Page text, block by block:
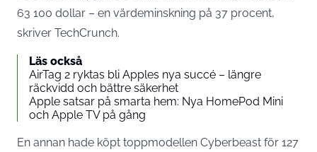
63 100 dollar – en värdeminskning på 37 procent,
skriver TechCrunch.
Läs också
AirTag 2 ryktas bli Apples nya succé – längre
räckvidd och bättre säkerhet
Apple satsar på smarta hem: Nya HomePod Mini
och Apple TV på gång
En annan hade köpt toppmodellen Cyberbeast för 127